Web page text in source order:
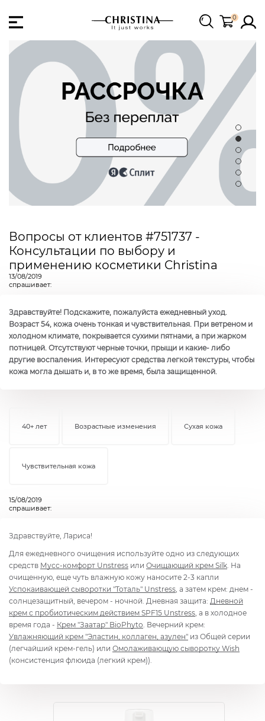
0
Вопросы от клиентов #751737 -
Консультации по выбору и
применению косметики Christina
13/08/2019
спрашивает:
Здравствуйте! Подскажите, пожалуйста ежедневный уход.
Возраст 54, кожа очень тонкая и чувствительная. При ветреном и
холодном климате, покрывается сухими пятнами, а при жарком
потницей. Отсутствуют черные точки, прыщи и какие- либо
другие воспаления. Интересуют средства легкой текстуры, чтобы
кожа могла дышать и, в то же время, была защищенной.
40+ лет Возрастные изменения Сухая кожа
Чувствительная кожа
15/08/2019
спрашивает:
Здравствуйте, Лариса!
Для ежедневного очищения используйте одно из следующих
средств Мусс-комфорт Unstress или Очищающий крем Silk . На
очищенную, еще чуть влажную кожу наносите 2-3 капли
Успокаивающей сыворотки "Тоталь" Unstress , а затем крем: днем -
солнцезащитный, вечером - ночной. Дневная защита: Дневной
крем с пробиотическим действием SPF15 Unstress , а в холодное
время года - Крем "Заатар" BioPhyto . Вечерний крем:
Увлажняющий крем "Эластин, коллаген, азулен" из Общей серии
(легчайший крем-гель) или Омолаживающую сыворотку Wish
(консистенция флюида (легкий крем)).